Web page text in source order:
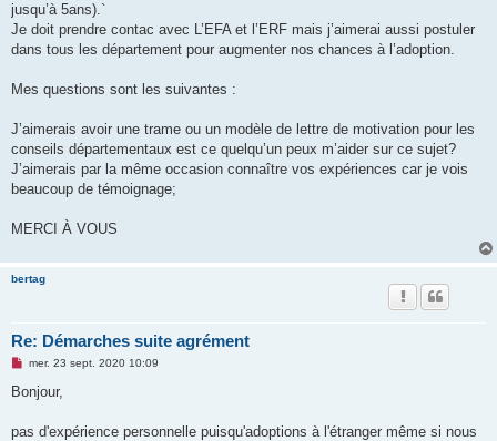
l
u
jusqu’à 5ans).`
Je doit prendre contac avec L’EFA et l’ERF mais j’aimerai aussi postuler
dans tous les département pour augmenter nos chances à l’adoption.
Mes questions sont les suivantes :
J’aimerais avoir une trame ou un modèle de lettre de motivation pour les
conseils départementaux est ce quelqu’un peux m’aider sur ce sujet?
J’aimerais par la même occasion connaître vos expériences car je vois
beaucoup de témoignage;
MERCI À VOUS
bertag
Re: Démarches suite agrément
M
s
g
mer. 23 sept. 2020 10:09
Bonjour,
pas d'expérience personnelle puisqu'adoptions à l'étranger même si nous